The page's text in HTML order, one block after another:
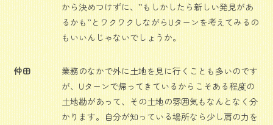
から決めつけずに、”もしかしたら新しい発見があ
るかも”とワクワクしながらUターンを考えてみるの
もいいんじゃないでしょうか。
仲田
業務のなかで外に土地を見に行くことも多いのです
が、Uターンで帰ってきているからこそある程度の
土地勘があって、その土地の雰囲気もなんとなく分
かります。自分が知っている場所なら少し肩の力を